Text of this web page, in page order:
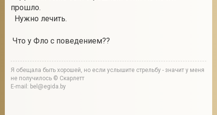
прошло.
Нужно лечить.
Что у Фло с поведением??
Я обещала быть хорошей, но если услышите стрельбу - значит у меня
не получилось © Скарлетт
E-mail: bel@egida.by